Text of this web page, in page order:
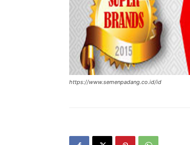
https://www.semenpadang.co.id/id